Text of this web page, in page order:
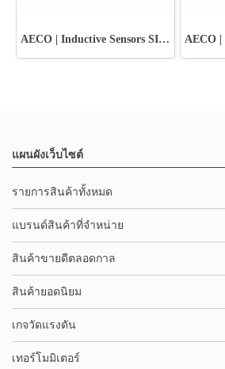
AECO | Inductive Sensors SI8-C1 PNP NO S
แผนผังเว็บไซต์
รายการสินค้าทั้งหมด
แบรนด์สินค้าที่จำหน่าย
สินค้าขายดีตลอดกาล
สินค้ายอดนิยม
เกจวัดแรงดัน
เทอร์โมมิเตอร์